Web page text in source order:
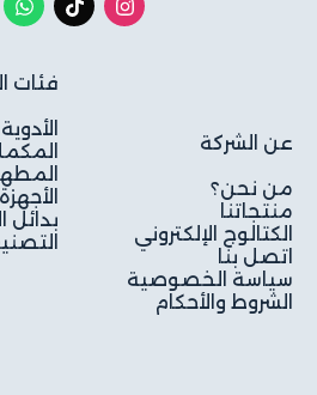
عن الشركة
من نحن؟
منتجاتنا
الكتالوج الإلكتروني
اتصل بنا
سياسة الخصوصية
الشروط والأحكام
فئات
بدائل